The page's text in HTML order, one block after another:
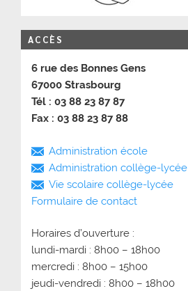
ACCÈS
6 rue des Bonnes Gens
67000 Strasbourg
Tél : 03 88 23 87 87
Fax : 03 88 23 87 88
Administration école
Administration collège-lycée
Vie scolaire collège-lycée
Formulaire de contact
Horaires d’ouverture :
lundi-mardi : 8h00 – 18h00
mercredi : 8h00 – 15h00
jeudi-vendredi : 8h00 – 18h00